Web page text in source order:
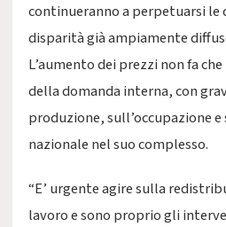
continueranno a perpetuarsi le
disparità già ampiamente
L’aumento dei prezzi non fa
della domanda interna, con
produzione, sull’occupazione
nazionale nel suo complesso.
“E’ urgente agire sulla
lavoro e sono proprio gli